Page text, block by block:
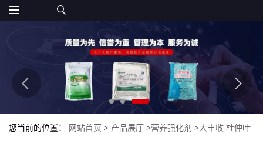
您当前的位置： 网站首页 > 产品展厅 >营养强化剂 >大丰收 杜仲叶